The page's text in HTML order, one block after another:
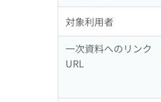
対象利用者
一次資料へのリンク
URL